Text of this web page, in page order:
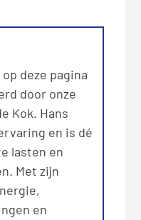
deze pagina
door onze
Kok. Hans
en is dé
lasten en
Met zijn
en